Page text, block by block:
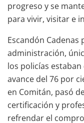
progreso y se
para vivir, visitar e
Escandón Cadenas
administración,
los policías
avance del 76 por
en Comitán, pasó
certificación y
refrendar el